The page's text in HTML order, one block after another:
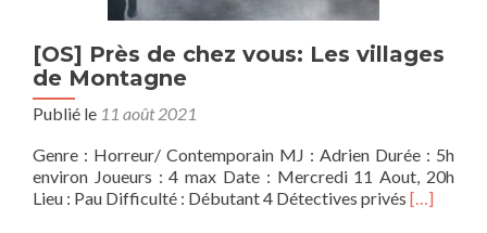
[OS] Près de chez vous: Les villages
de Montagne
Publié le 11 août 2021
Genre : Horreur/ Contemporain MJ : Adrien Durée : 5h
environ Joueurs : 4 max Date : Mercredi 11 Aout, 20h
Lieu : Pau Difficulté : Débutant 4 Détectives privés En
[…]